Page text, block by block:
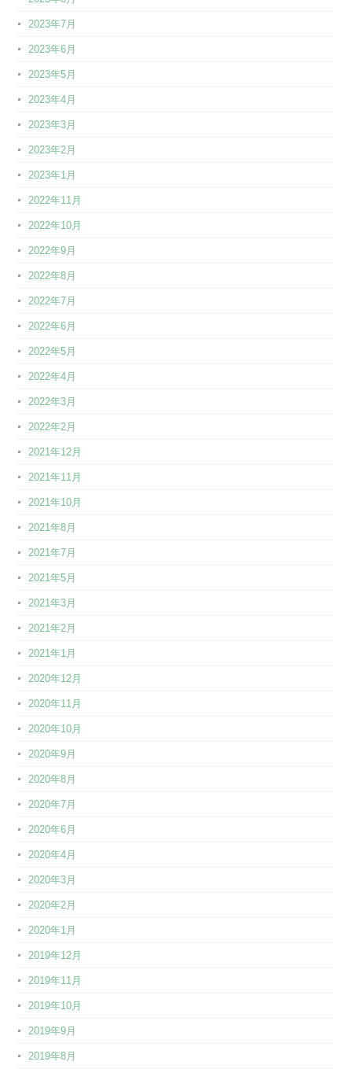
2023年7月
2023年6月
2023年5月
2023年4月
2023年3月
2023年2月
2023年1月
2022年11月
2022年10月
2022年9月
2022年8月
2022年7月
2022年6月
2022年5月
2022年4月
2022年3月
2022年2月
2021年12月
2021年11月
2021年10月
2021年8月
2021年7月
2021年5月
2021年3月
2021年2月
2021年1月
2020年12月
2020年11月
2020年10月
2020年9月
2020年8月
2020年7月
2020年6月
2020年4月
2020年3月
2020年2月
2020年1月
2019年12月
2019年11月
2019年10月
2019年9月
2019年8月